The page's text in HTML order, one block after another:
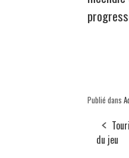
Publié dans
du jeu